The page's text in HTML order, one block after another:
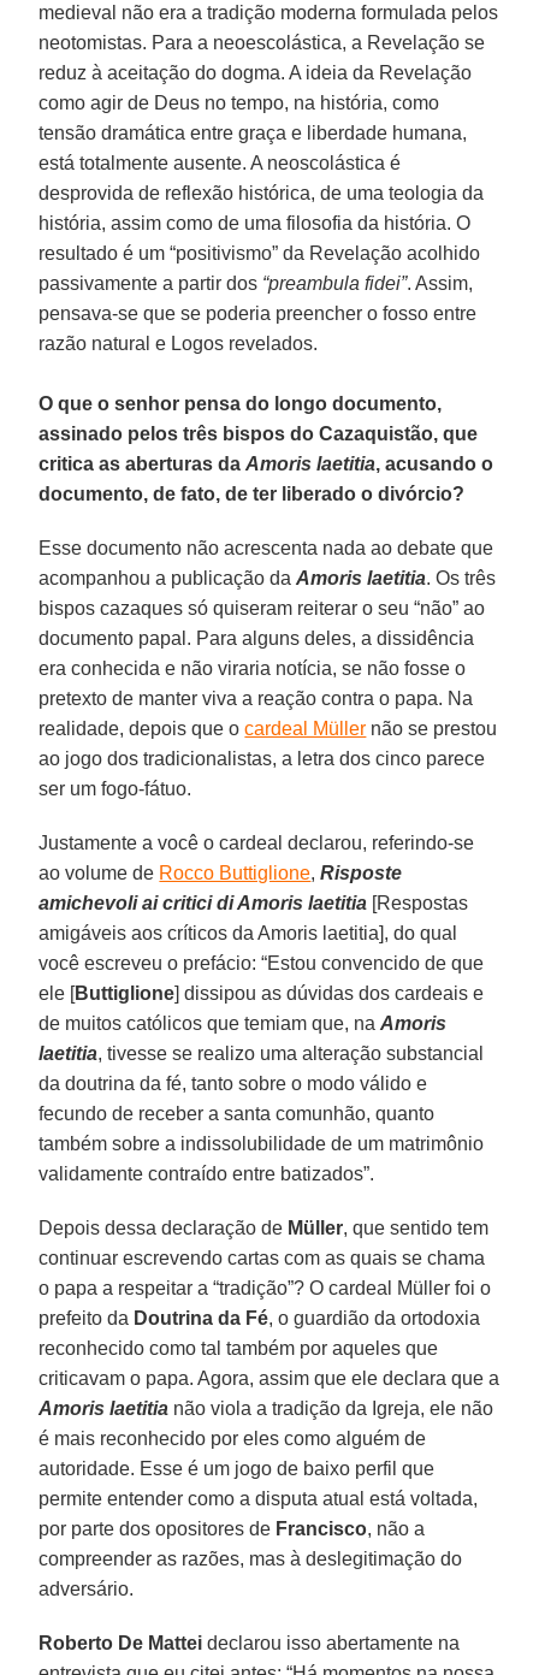
medieval não era a tradição moderna formulada pelos
neotomistas. Para a neoescolástica, a Revelação se
reduz à aceitação do dogma. A ideia da Revelação
como agir de Deus no tempo, na história, como
tensão dramática entre graça e liberdade humana,
está totalmente ausente. A neoscolástica é
desprovida de reflexão histórica, de uma teologia da
história, assim como de uma filosofia da história. O
resultado é um “positivismo” da Revelação acolhido
passivamente a partir dos “preambula fidei”. Assim,
pensava-se que se poderia preencher o fosso entre
razão natural e Logos revelados.
O que o senhor pensa do longo documento,
assinado pelos três bispos do Cazaquistão, que
critica as aberturas daAmoris laetitia, acusando o
documento, de fato, de ter liberado o divórcio?
Esse documento não acrescenta nada ao debate que
acompanhou a publicação daAmoris laetitia. Os três
bispos cazaques só quiseram reiterar o seu “não” ao
documento papal. Para alguns deles, a dissidência
era conhecida e não viraria notícia, se não fosse o
pretexto de manter viva a reação contra o papa. Na
realidade, depois que ocardeal Müller não se prestou
ao jogo dos tradicionalistas, a letra dos cinco parece
ser um fogo-fátuo.
Justamente a você o cardeal declarou, referindo-se
ao volume de Rocco Buttiglione,Risposte
amichevoli ai critici di Amoris laetitia [Respostas
amigáveis aos críticos da Amoris laetitia], do qual
você escreveu o prefácio: “Estou convencido de que
ele [Buttiglione] dissipou as dúvidas dos cardeais e
de muitos católicos que temiam que, naAmoris
laetitia, tivesse se realizo uma alteração substancial
da doutrina da fé, tanto sobre o modo válido e
fecundo de receber a santa comunhão, quanto
também sobre a indissolubilidade de um matrimônio
validamente contraído entre batizados”.
Depois dessa declaração de Müller, que sentido tem
continuar escrevendo cartas com as quais se chama
o papa a respeitar a “tradição”? O cardeal Müller foi o
prefeito da Doutrina da Fé, o guardião da ortodoxia
reconhecido como tal também por aqueles que
criticavam o papa. Agora, assim que ele declara que a
Amoris laetitia não viola a tradição da Igreja, ele não
é mais reconhecido por eles como alguém de
autoridade. Esse é um jogo de baixo perfil que
permite entender como a disputa atual está voltada,
por parte dos opositores de Francisco, não a
compreender as razões, mas à deslegitimação do
adversário.
Roberto De Mattei declarou isso abertamente na